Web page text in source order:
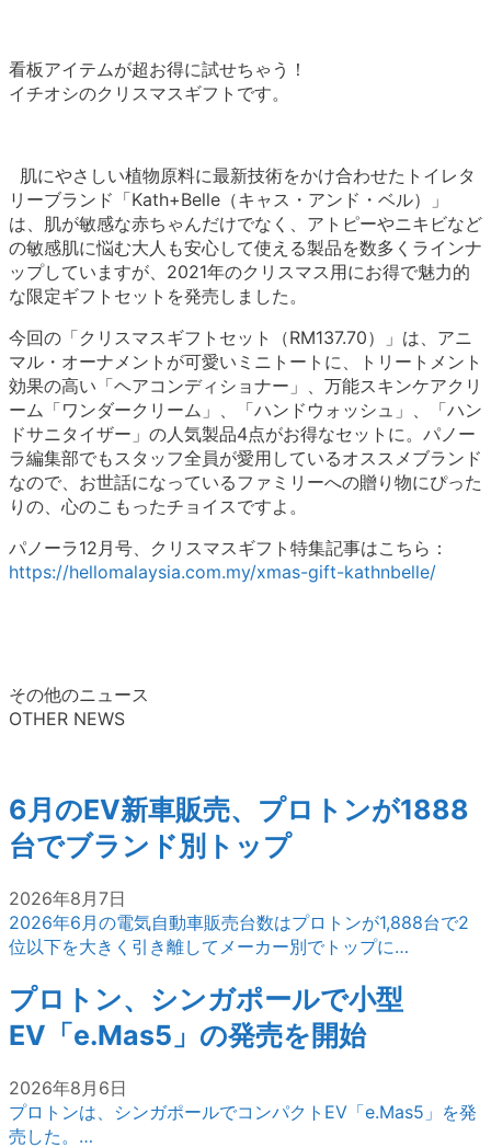
看板アイテムが超お得に試せちゃう！
イチオシのクリスマスギフトです。
肌にやさしい植物原料に最新技術をかけ合わせたトイレタ
リーブランド「Kath+Belle（キャス・アンド・ベル）」
は、肌が敏感な赤ちゃんだけでなく、アトピーやニキビなど
の敏感肌に悩む大人も安心して使える製品を数多くラインナ
ップしていますが、2021年のクリスマス用にお得で魅力的
な限定ギフトセットを発売しました。
今回の「クリスマスギフトセット（RM137.70）」は、アニ
マル・オーナメントが可愛いミニトートに、トリートメント
効果の高い「ヘアコンディショナー」、万能スキンケアクリ
ーム「ワンダークリーム」、「ハンドウォッシュ」、「ハン
ドサニタイザー」の人気製品4点がお得なセットに。パノー
ラ編集部でもスタッフ全員が愛用しているオススメブランド
なので、お世話になっているファミリーへの贈り物にぴった
りの、心のこもったチョイスですよ。
パノーラ12月号、クリスマスギフト特集記事はこちら：
https://hellomalaysia.com.my/xmas-gift-kathnbelle/
その他のニュース
OTHER NEWS
6月のEV新車販売、プロトンが1888
台でブランド別トップ
2026年8月7日
2026年6月の電気自動車販売台数はプロトンが1,888台で2
位以下を大きく引き離してメーカー別でトップに…
プロトン、シンガポールで小型
EV「e.Mas5」の発売を開始
2026年8月6日
プロトンは、シンガポールでコンパクトEV「e.Mas5」を発
売した。…